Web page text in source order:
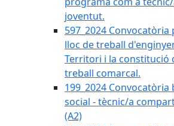
joventut.
597_2024 Convocatòria
lloc de treball
Territori i la constitució
treball comarcal.
199_2024
social - tècnic/a
(A2)